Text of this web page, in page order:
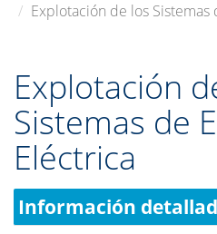
Explotación de los Sistemas
Explotación
Sistemas de
Eléctrica
Información